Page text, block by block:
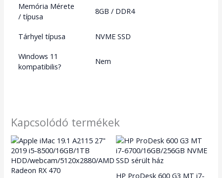
Memória Mérete
/ típusa
8GB / DDR4
Tárhyel típusa
NVME SSD
Windows 11
kompatibilis?
Nem
Kapcsolódó termékek
HP ProDesk 600 G3 MT i7-